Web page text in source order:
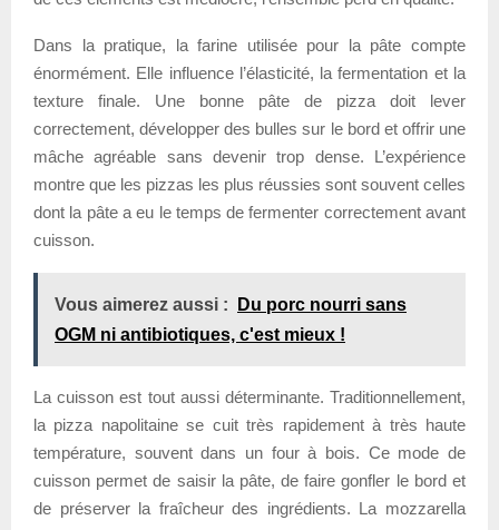
Dans la pratique, la farine utilisée pour la pâte compte
énormément. Elle influence l’élasticité, la fermentation et la
texture finale. Une bonne pâte de pizza doit lever
correctement, développer des bulles sur le bord et offrir une
mâche agréable sans devenir trop dense. L’expérience
montre que les pizzas les plus réussies sont souvent celles
dont la pâte a eu le temps de fermenter correctement avant
cuisson.
Vous aimerez aussi :
Du porc nourri sans
OGM ni antibiotiques, c'est mieux !
La cuisson est tout aussi déterminante. Traditionnellement,
la pizza napolitaine se cuit très rapidement à très haute
température, souvent dans un four à bois. Ce mode de
cuisson permet de saisir la pâte, de faire gonfler le bord et
de préserver la fraîcheur des ingrédients. La mozzarella